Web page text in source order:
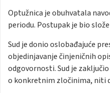
Optužnica je obuhvatala
periodu. Postupak je bio
Sud je donio oslobađajuće
objedinjavanje činjeničnih
odgovornosti. Sud je
o konkretnim zločinima, niti